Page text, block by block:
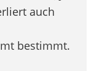
auch
bestimmt.